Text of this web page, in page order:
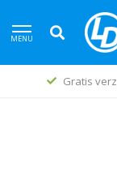
MENU
Gratis